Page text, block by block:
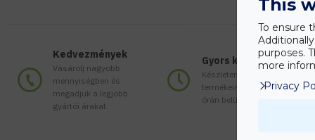
Kedvezmények
Vásárolj nagyobb
mennyiségben és
megadjuk a legjobb
gyártói árakat.
Gyors kiszállítás
Készleten lévő
termékeinket akár 24
órán belül megkaphatod!
This
To ensure
purposes.
more
Privacy